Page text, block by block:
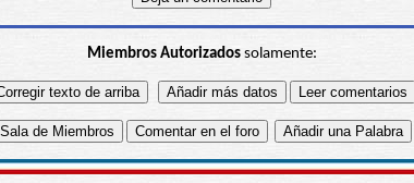
Miembros Autorizadossolamente: